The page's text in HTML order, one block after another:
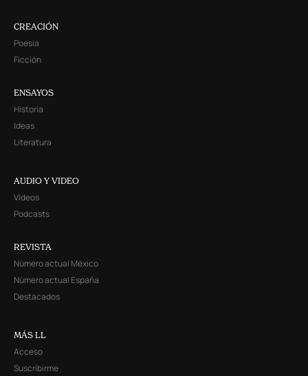
CREACIÓN
Poesía
Ficción
ENSAYOS
Historia
Ideas
Literatura
AUDIO Y VIDEO
Videos
Podcasts
REVISTA
Número actual México
Número actual España
Destacados
MÁS LL
Acceso
Suscribirme